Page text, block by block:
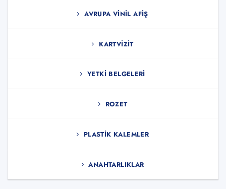
AVRUPA VINIL AFIŞ
KARTVIZIT
YETKI BELGELERI
ROZET
PLASTIK KALEMLER
ANAHTARLIKLAR